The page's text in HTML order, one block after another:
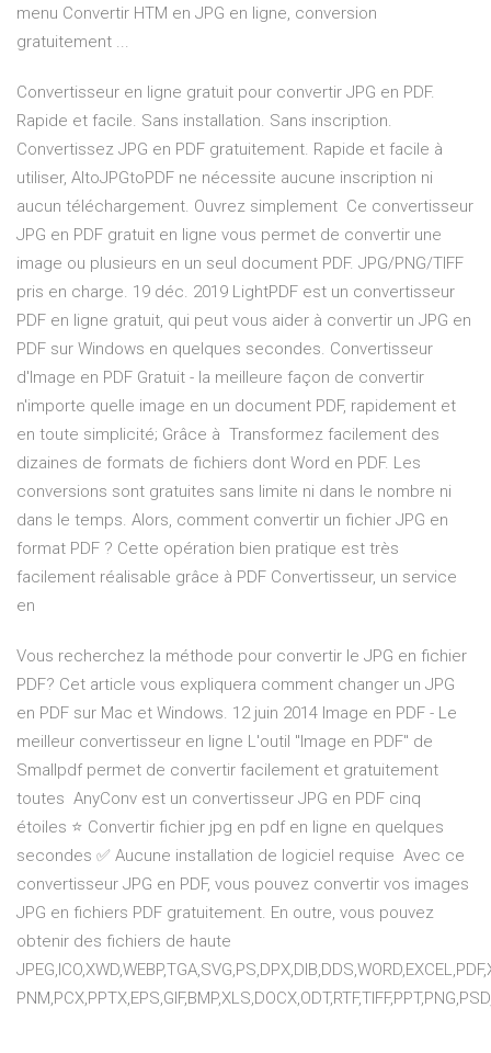
menu Convertir HTM en JPG en ligne, conversion
gratuitement ...
Convertisseur en ligne gratuit pour convertir JPG en PDF.
Rapide et facile. Sans installation. Sans inscription.
Convertissez JPG en PDF gratuitement. Rapide et facile à
utiliser, AltoJPGtoPDF ne nécessite aucune inscription ni
aucun téléchargement. Ouvrez simplement Ce convertisseur
JPG en PDF gratuit en ligne vous permet de convertir une
image ou plusieurs en un seul document PDF. JPG/PNG/TIFF
pris en charge. 19 déc. 2019 LightPDF est un convertisseur
PDF en ligne gratuit, qui peut vous aider à convertir un JPG en
PDF sur Windows en quelques secondes. Convertisseur
d'Image en PDF Gratuit - la meilleure façon de convertir
n'importe quelle image en un document PDF, rapidement et
en toute simplicité; Grâce à Transformez facilement des
dizaines de formats de fichiers dont Word en PDF. Les
conversions sont gratuites sans limite ni dans le nombre ni
dans le temps. Alors, comment convertir un fichier JPG en
format PDF ? Cette opération bien pratique est très
facilement réalisable grâce à PDF Convertisseur, un service
en
Vous recherchez la méthode pour convertir le JPG en fichier
PDF? Cet article vous expliquera comment changer un JPG
en PDF sur Mac et Windows. 12 juin 2014 Image en PDF - Le
meilleur convertisseur en ligne L'outil "Image en PDF" de
Smallpdf permet de convertir facilement et gratuitement
toutes AnyConv est un convertisseur JPG en PDF cinq
étoiles ⭐ Convertir fichier jpg en pdf en ligne en quelques
secondes ✅ Aucune installation de logiciel requise Avec ce
convertisseur JPG en PDF, vous pouvez convertir vos images
JPG en fichiers PDF gratuitement. En outre, vous pouvez
obtenir des fichiers de haute